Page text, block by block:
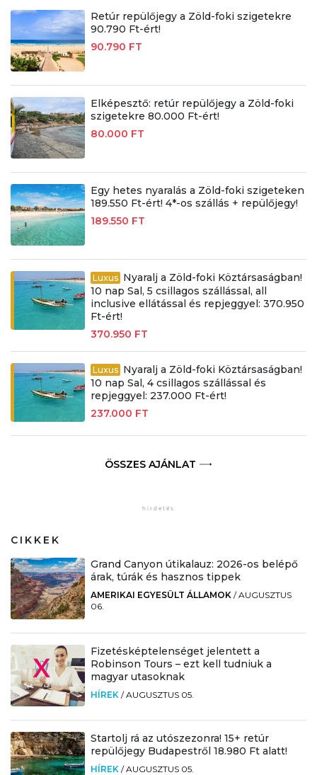
Retúr repülőjegy a Zöld-foki szigetekre
90.790 Ft-ért!
90.790 FT
Elképesztő: retúr repülőjegy a Zöld-foki
szigetekre 80.000 Ft-ért!
80.000 FT
Egy hetes nyaralás a Zöld-foki szigeteken
189.550 Ft-ért! 4*-os szállás + repülőjegy!
189.550 FT
Luxus Nyaralj a Zöld-foki Köztársaságban!
10 nap Sal, 5 csillagos szállással, all
inclusive ellátással és repjeggyel: 370.950
Ft-ért!
370.950 FT
Luxus Nyaralj a Zöld-foki Köztársaságban!
10 nap Sal, 4 csillagos szállással és
repjeggyel: 237.000 Ft-ért!
237.000 FT
ÖSSZES AJÁNLAT
CIKKEK
Grand Canyon útikalauz: 2026-os belépő
árak, túrák és hasznos tippek
AMERIKAI EGYESÜLT ÁLLAMOK /AUGUSZTUS
06.
Fizetésképtelenséget jelentett a
Robinson Tours – ezt kell tudniuk a
magyar utasoknak
HÍREK /AUGUSZTUS 05.
Startolj rá az utószezonra! 15+ retúr
repülőjegy Budapestről 18.980 Ft alatt!
HÍREK /AUGUSZTUS 05.